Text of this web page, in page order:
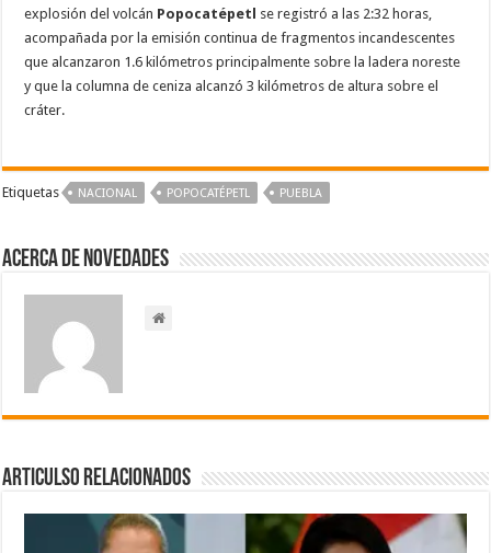
explosión del volcán Popocatépetl se registró a las 2:32 horas,
acompañada por la emisión continua de fragmentos incandescentes
que alcanzaron 1.6 kilómetros principalmente sobre la ladera noreste
y que la columna de ceniza alcanzó 3 kilómetros de altura sobre el
cráter.
Etiquetas NACIONAL ‪‪POPOCATÉPETL‬ PUEBLA
Acerca de NOVEDADES
Articulso Relacionados